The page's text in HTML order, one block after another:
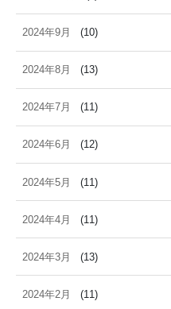
2024年9月 (10)
2024年8月 (13)
2024年7月 (11)
2024年6月 (12)
2024年5月 (11)
2024年4月 (11)
2024年3月 (13)
2024年2月 (11)